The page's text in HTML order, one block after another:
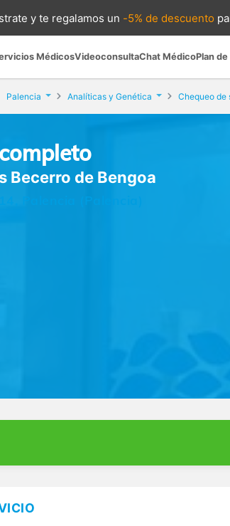
yte regalamos un -5% de descuento
MédicosVideoconsultaChat MédicoPlan
Palencia Analíticas y Genética Chequeo de
Becerro de Bengoa